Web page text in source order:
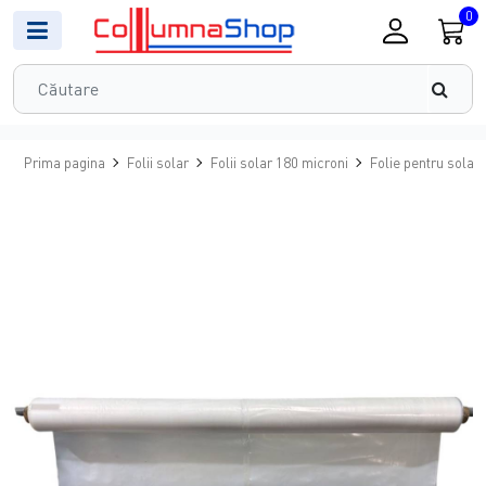
0
Prima pagina Folii solar Folii solar 180 microni Folie pentru solar